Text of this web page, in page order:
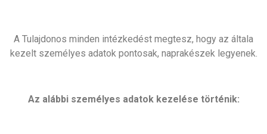
A Tulajdonos minden intézkedést megtesz, hogy az általa
kezelt személyes adatok pontosak, naprakészek legyenek.
Az alábbi személyes adatok kezelése történik: